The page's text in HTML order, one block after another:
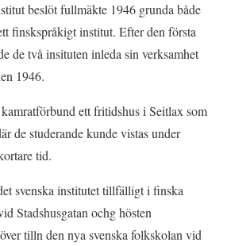
beslöt fullmäkte 1946 grunda både
finskspråkigt institut. Efter den första
de två insituten inleda sin verksamhet
1946.
ett fritidshus i Seitlax som
de studerande kunde vistas under
tid.
svenska institutet tillfälligt i finska
Stadshusgatan ochg hösten
tilln den nya svenska folkskolan vid